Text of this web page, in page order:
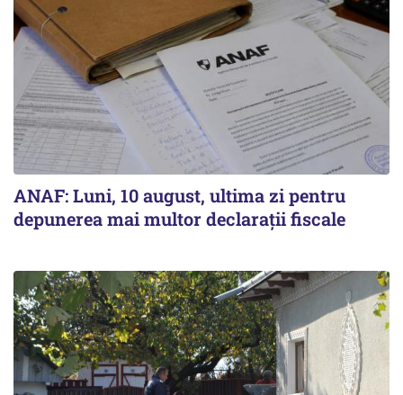
ANAF: Luni, 10 august, ultima zi pentru
depunerea mai multor declarații fiscale